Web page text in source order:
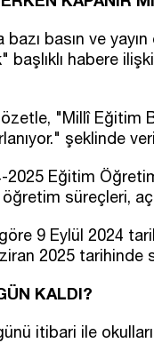
basın ve yayın
habere
"Millî Eğitim
şeklinde
2025 Eğitim
öğretim süreçleri,
9 Eylül 2024
2025 tarihinde
KALDI?
itibari ile